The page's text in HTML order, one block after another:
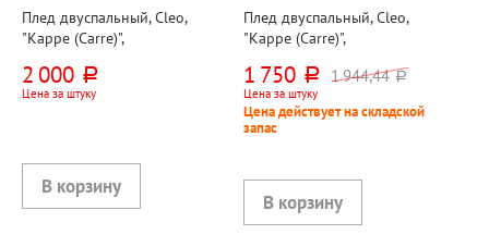
Плед двуспальный, Cleo,
"Карре (Carre)",
велсофт
2 000 руб.
Цена за штуку
Плед двуспальный, Cleo,
"Карре (Carre)",
велсофт
1 750 руб. 1 944,44 руб.
Цена за штуку
Цена действует на складской
запас